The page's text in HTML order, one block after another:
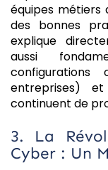
équipes métiers
des bonnes
explique
aussi
entreprises)
continuent de
3. La
Cyber : Un